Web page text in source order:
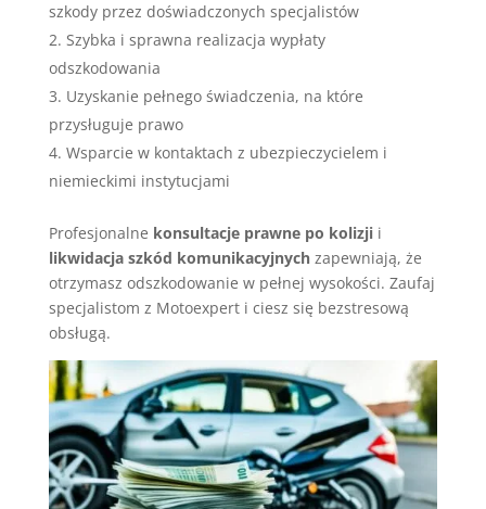
szkody przez doświadczonych specjalistów
Szybka i sprawna realizacja wypłaty
odszkodowania
Uzyskanie pełnego świadczenia, na które
przysługuje prawo
Wsparcie w kontaktach z ubezpieczycielem i
niemieckimi instytucjami
Profesjonalne konsultacje prawne po kolizjii
likwidacja szkód komunikacyjnychzapewniają, że
otrzymasz odszkodowanie w pełnej wysokości. Zaufaj
specjalistom z Motoexpert i ciesz się bezstresową
obsługą.